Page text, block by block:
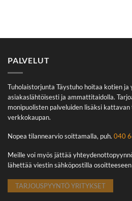
PALVELUT
Tuholaistorjunta Täystuho hoitaa kotien
asiakaslähtöisesti ja ammattitaidolla.
monipuolisten palveluiden lisäksi
verkkokaupan.
Nopea tilannearvio soittamalla, puh. 040
Meille voi myös jättää
lähettää viestin sähköpostilla osoitteeseen
TARJOUSPYYNTÖ YRITYKSET